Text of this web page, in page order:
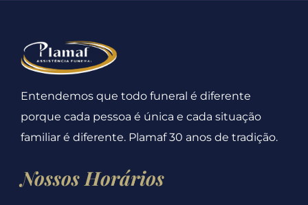
Entendemos que todo funeral é diferente
porque cada pessoa é única e cada situação
familiar é diferente. Plamaf 30 anos de tradição.
Nossos Horários